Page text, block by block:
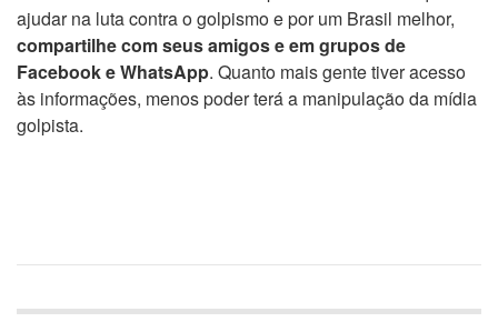
ajudar na luta contra o golpismo e por um Brasil melhor,
compartilhe com seus amigos e em grupos de
Facebook e WhatsApp. Quanto mais gente tiver acesso
às informações, menos poder terá a manipulação da mídia
golpista.